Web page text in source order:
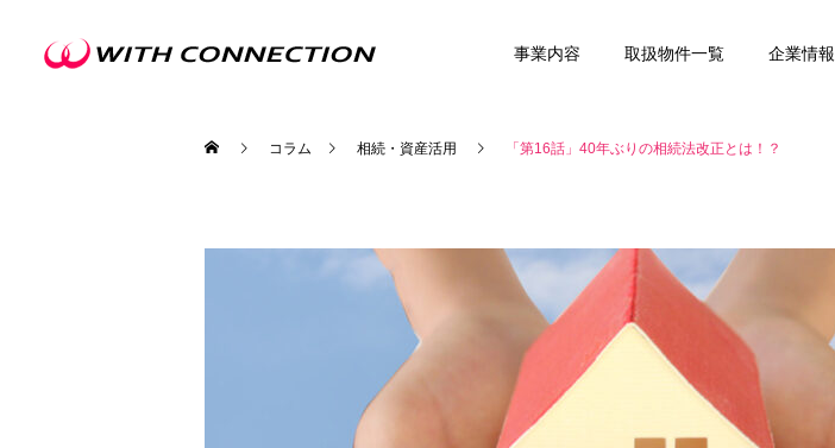
事業内容 取扱物件一覧 企業情報
不動産買取 任意売却
ウィズの利益還元
コラム 相続・資産活用 「第16話」40年ぶりの相続法改正とは！？